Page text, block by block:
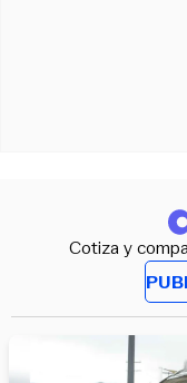
Cotiza y